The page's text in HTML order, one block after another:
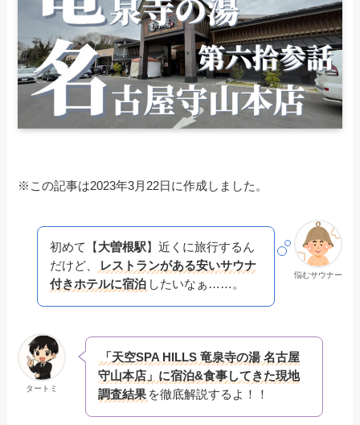
※この記事は2023年3月22日に作成しました。
悩むサウナー
初めて【 大曽根駅】近くに旅行するん
だけど、
レストランがある安いサウナ
付きホテルに宿泊 したいなぁ……。
タートミ
「天空SPA HILLS 竜泉寺の湯 名古屋
守山本店」に宿泊&食事してきた現地
調査結果 を徹底解説するよ！！